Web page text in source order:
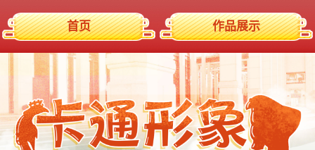
首页 作品展示